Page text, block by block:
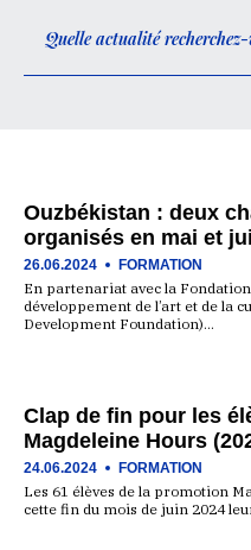
Ouzbékistan : deux
organisés en mai et
26.06.2024 FORMATION
En partenariat avec la
développement de l’art et de la
Development Foundation)…
Clap de fin pour les
Magdeleine Hours
24.06.2024 FORMATION
Les 61 élèves de la promotion
cette fin du mois de juin 2024